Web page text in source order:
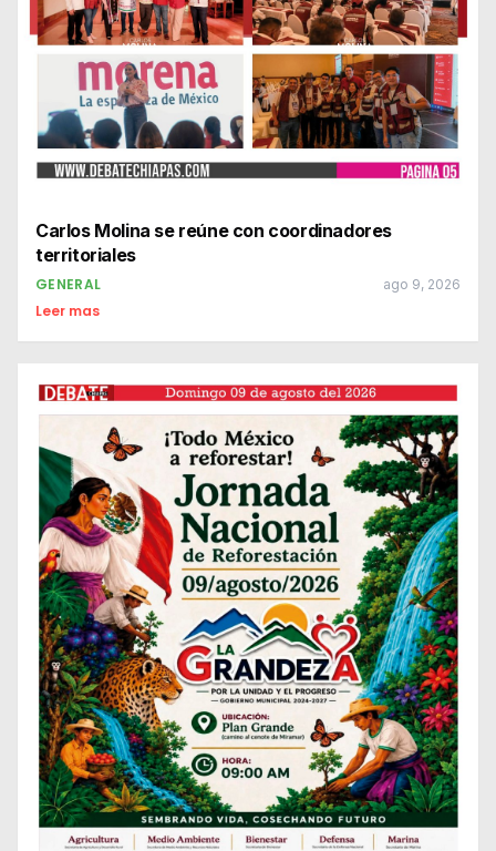
Carlos Molina se reúne con coordinadores
territoriales
GENERAL ago 9, 2026
Leer mas